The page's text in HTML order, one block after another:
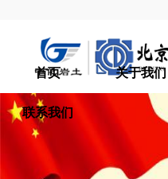
首页 关于我们
联系我们